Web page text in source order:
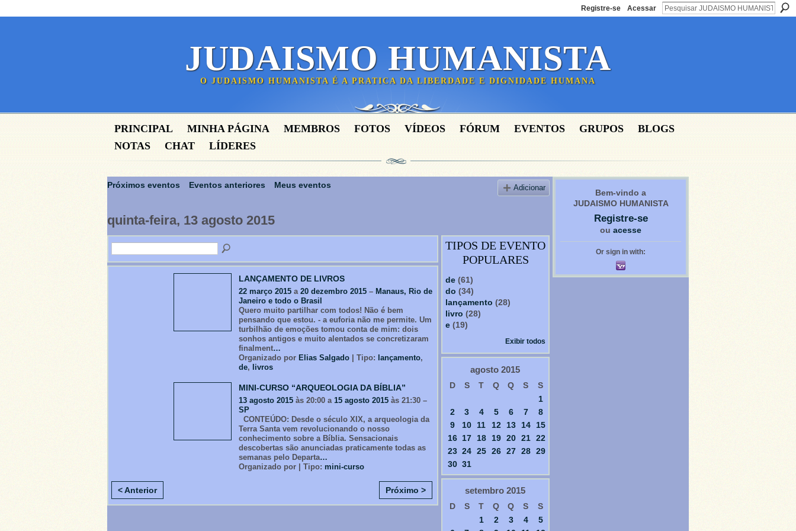
Registre-se Acessar
JUDAISMO HUMANISTA
O JUDAISMO HUMANISTA É A PRATICA DA LIBERDADE E DIGNIDADE HUMANA
PRINCIPAL MINHA PÁGINA MEMBROS FOTOS VÍDEOS FÓRUM EVENTOS GRUPOS
BLOGS
NOTAS
CHAT LÍDERES
Próximos eventos Eventos anteriores Meus eventos Adicionar
quinta-feira, 13 agosto 2015
LANÇAMENTO DE LIVROS
22 março 2015 a 20 dezembro 2015 – Manaus, Rio de
Janeiro e todo o Brasil
Quero muito partilhar com todos! Não é bem
pensando que estou. - a euforia não me permite. Um
turbilhão de emoções tomou conta de mim: dois
sonhos antigos e muito alentados se concretizaram
finalment…
Organizado por Elias Salgado | Tipo: lançamento,
de, livros
MINI-CURSO “ARQUEOLOGIA DA BÍBLIA”
13 agosto 2015 às 20:00 a 15 agosto 2015 às 21:30 –
SP
CONTEÚDO: Desde o século XIX, a arqueologia da
Terra Santa vem revolucionando o nosso
conhecimento sobre a Bíblia. Sensacionais
descobertas são anunciadas praticamente todas as
semanas pelo Departa…
Organizado por | Tipo: mini-curso
< Anterior Próximo >
TIPOS DE EVENTO
POPULARES
de (61)
do (34)
lançamento (28)
livro (28)
e (19)
Exibir todos
agosto 2015
D S T Q Q S
S
1
2
3 4 5 6 7
8
9
10 11 12 13 14
15
16 17 18 19 20 21 22
23 24 25 26 27 28 29
30 31
setembro 2015
D S T Q Q S
S
1
2 3 4
5
Bem-vindo a
JUDAISMO HUMANISTA
Registre-se
ou acesse
Or sign in with: